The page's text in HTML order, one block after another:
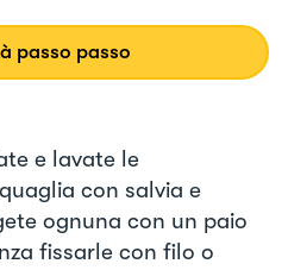
passo passo
e lavate le
con salvia e
ognuna con un paio
fissarle con filo o